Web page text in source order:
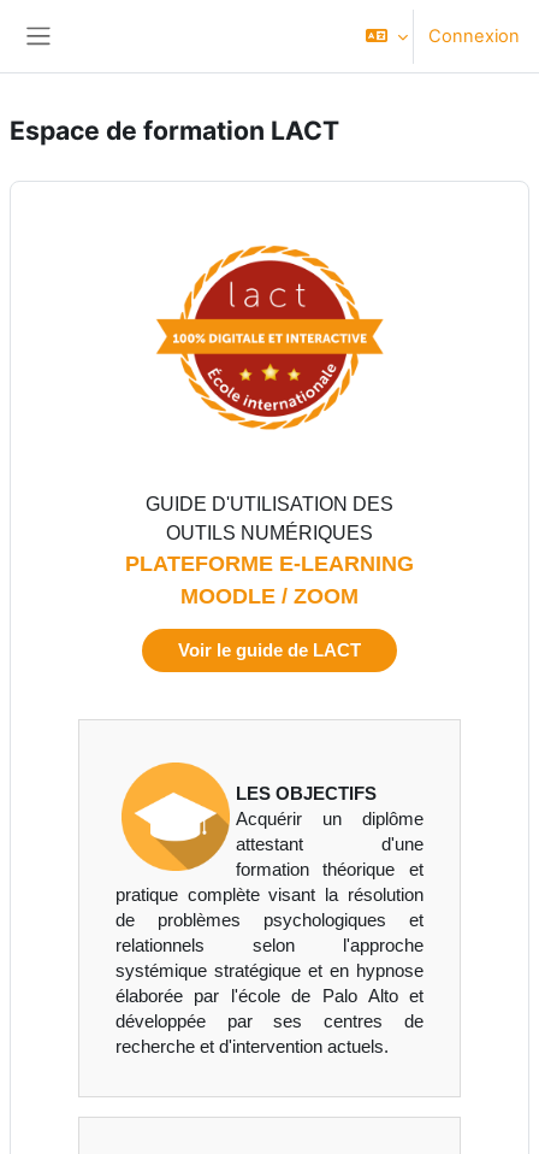
Connexion
Espace de formation LACT
GUIDE D'UTILISATION DES
OUTILS NUMÉRIQUES
PLATEFORME E-LEARNING
MOODLE / ZOOM
Voir le guide de LACT
LES OBJECTIFS
Acquérir un diplôme
attestant d'une
formation théorique et
pratique complète visant la résolution
de problèmes psychologiques et
relationnels selon l'approche
systémique stratégique et en hypnose
élaborée par l'école de Palo Alto et
développée par ses centres de
recherche et d'intervention actuels.